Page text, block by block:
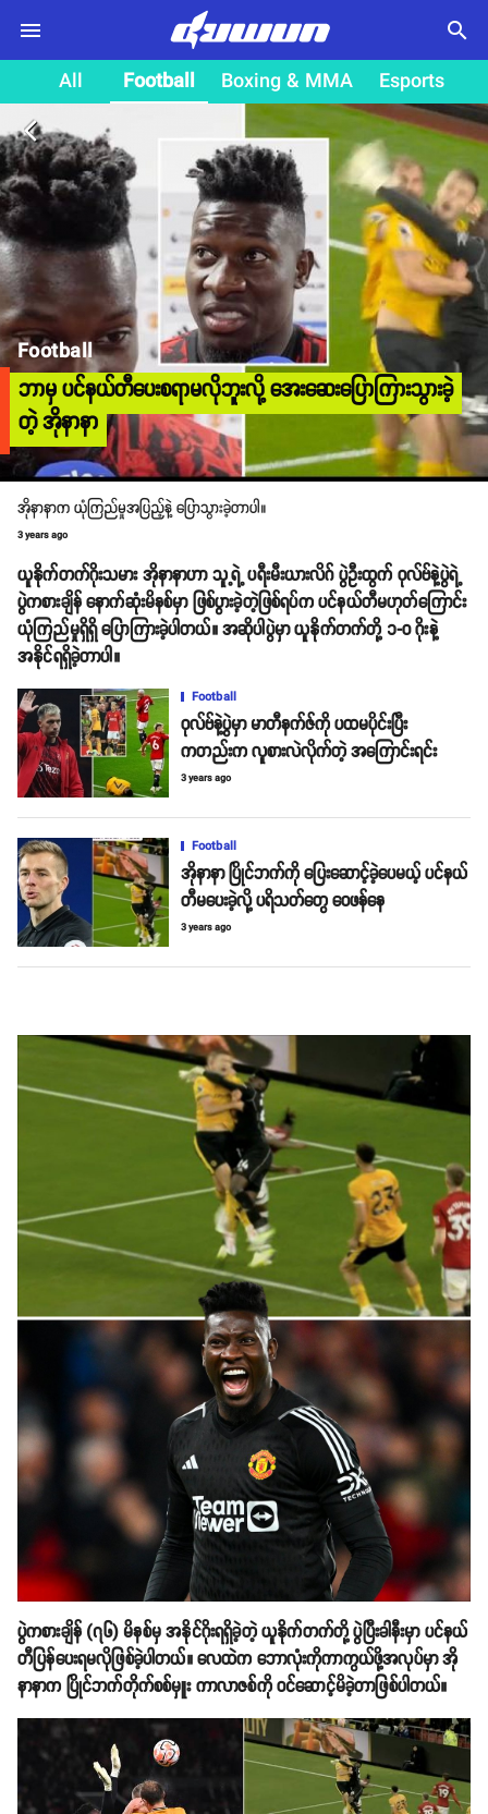
search
All Football Boxing & MMA Esports
arrow_back_ios
Football
ဘာမှ ပင်နယ်တီပေးစရာမလိုဘူးလို့ အေးဆေးပြောကြားသွားခဲ့
တဲ့ အိုနာနာ
အိုနာနာက ယုံကြည်မှုအပြည့်နဲ့ ပြောသွားခဲ့တာပါ။
3 years ago
ယူနိုက်တက်ဂိုးသမား အိုနာနာဟာ သူ့ရဲ့ ပရီးမီးယားလိဂ် ပွဲဦးထွက် ဝုလ်ဗ်နဲ့ပွဲရဲ့
ပွဲကစားချိန် နောက်ဆုံးမိနစ်မှာ ဖြစ်ပွားခဲ့တဲ့ဖြစ်ရပ်က ပင်နယ်တီမဟုတ်ကြောင်း
ယုံကြည်မှုရှိရှိ ပြောကြားခဲ့ပါတယ်။ အဆိုပါပွဲမှာ ယူနိုက်တက်တို့ ၁-၀ ဂိုးနဲ့
အနိုင်ရရှိခဲ့တာပါ။
Football
ဝုလ်ဗ်နဲ့ပွဲမှာ မာတီနက်ဇ်ကို ပထမပိုင်းပြီး
ကတည်းက လူစားလဲလိုက်တဲ့ အကြောင်းရင်း
3 years ago
Football
အိုနာနာ ပြိုင်ဘက်ကို ပြေးဆောင့်ခဲ့ပေမယ့် ပင်နယ်
တီမပေးခဲ့လို့ ပရိသတ်တွေ ဝေဖန်နေ
3 years ago
ပွဲကစားချိန် (၇၆) မိနစ်မှ အနိုင်ဂိုးရရှိခဲ့တဲ့ ယူနိုက်တက်တို့ ပွဲပြီးခါနီးမှာ ပင်နယ်
တီပြန်ပေးရမလိုဖြစ်ခဲ့ပါတယ်။ လေထဲက ဘောလုံးကိုကာကွယ်ဖို့အလုပ်မှာ အို
နာနာက ပြိုင်ဘက်တိုက်စစ်မှူး ကာလာဇစ်ကို ဝင်ဆောင့်မိခဲ့တာဖြစ်ပါတယ်။